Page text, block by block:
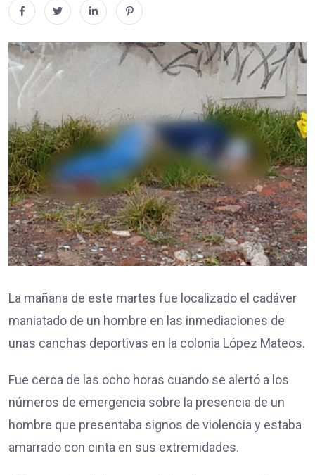
La mañana de este martes fue localizado el cadáver
maniatado de un hombre en las inmediaciones de
unas canchas deportivas en la colonia López Mateos.
Fue cerca de las ocho horas cuando se alertó a los
números de emergencia sobre la presencia de un
hombre que presentaba signos de violencia y estaba
amarrado con cinta en sus extremidades.